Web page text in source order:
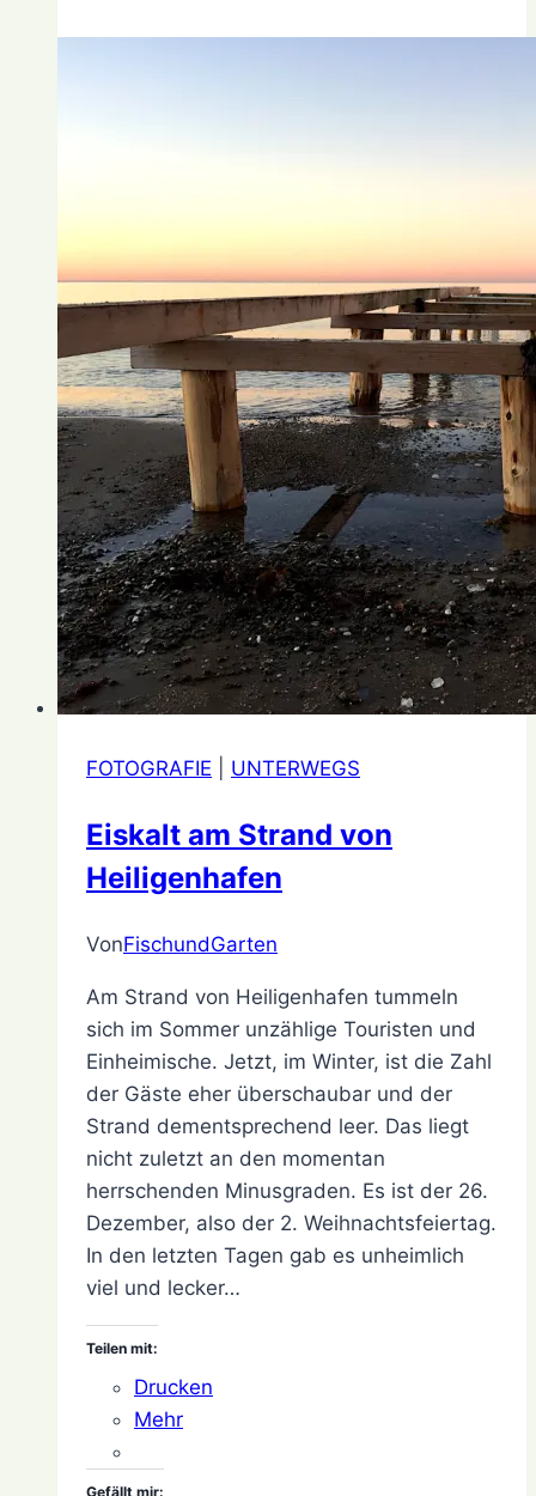
FOTOGRAFIE UNTERWEGS
Eiskalt am Strand von
Heiligenhafen
VonFischundGarten
202128.
Dezember
2021
Am Strand von Heiligenhafen tummeln
sich im Sommer unzählige Touristen und
Einheimische. Jetzt, im Winter, ist die Zahl
der Gäste eher überschaubar und der
Strand dementsprechend leer. Das liegt
nicht zuletzt an den momentan
herrschenden Minusgraden. Es ist der 26.
Dezember, also der 2. Weihnachtsfeiertag.
In den letzten Tagen gab es unheimlich
viel und lecker…
Teilen mit:
Drucken
Mehr
Gefällt mir: